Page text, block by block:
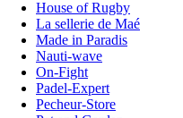
House of Rugby
La sellerie de Maé
Made in Paradis
Nauti-wave
On-Fight
Padel-Expert
Pecheur-Store